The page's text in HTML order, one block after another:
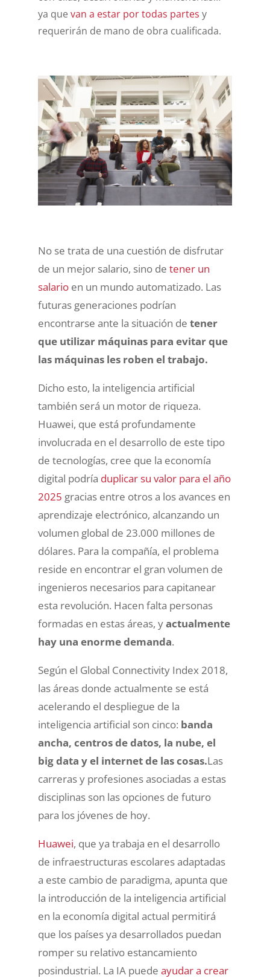
ya quevan a estar por todas partes y
requerirán de mano de obra cualificada.
No se trata de una cuestión de disfrutar
de un mejor salario, sino de tener un
salarioen un mundo automatizado. Las
futuras generaciones podrían
encontrarse ante la situación de tener
que utilizar máquinas para evitar que
las máquinas les roben el trabajo.
Dicho esto, la inteligencia artificial
también será un motor de riqueza.
Huawei, que está profundamente
involucrada en el desarrollo de este tipo
de tecnologías, cree que la economía
digital podría duplicar su valor para el año
2025 gracias entre otros a los avances en
aprendizaje electrónico, alcanzando un
volumen global de 23.000 millones de
dólares. Para la compañía, el problema
reside en encontrar el gran volumen de
ingenieros necesarios para capitanear
esta revolución. Hacen falta personas
formadas en estas áreas, yactualmente
hay una enorme demanda.
Según el Global Connectivity Index 2018,
las áreas donde actualmente se está
acelerando el despliegue de la
inteligencia artificial son cinco: banda
ancha, centros de datos, la nube, el
big data y el internet de las cosas.Las
carreras y profesiones asociadas a estas
disciplinas son las opciones de futuro
para los jóvenes de hoy.
Huawei, que ya trabaja en el desarrollo
de infraestructuras escolares adaptadas
a este cambio de paradigma, apunta que
la introducción de la inteligencia artificial
en la economía digital actual permitirá
que los países ya desarrollados puedan
romper su relativo estancamiento
posindustrial. La IA puede ayudar a crear